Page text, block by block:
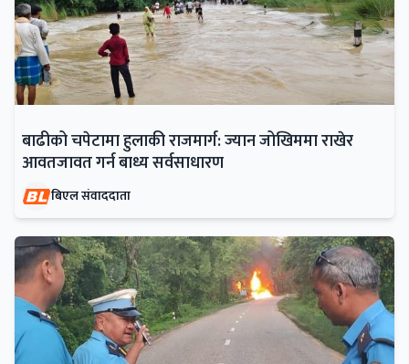
बाढीको चपेटामा हुलाकी राजमार्ग: ज्यान जोखिममा राखेर
आवतजावत गर्न बाध्य सर्वसाधारण
बिएल संवाददाता